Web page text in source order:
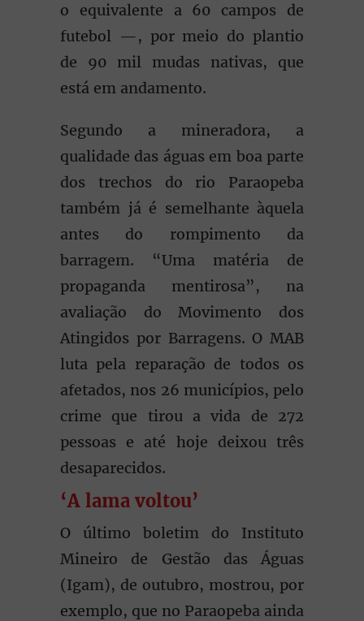
o equivalente a 60 campos de
futebol —, por meio do plantio
de 90 mil mudas nativas, que
está em andamento.
Segundo a mineradora, a
qualidade das águas em boa parte
dos trechos do rio Paraopeba
também já é semelhante àquela
antes do rompimento da
barragem. “Uma matéria de
propaganda mentirosa”, na
avaliação do Movimento dos
Atingidos por Barragens. O MAB
luta pela reparação de todos os
afetados, nos 26 municípios, pelo
crime que tirou a vida de 272
pessoas e até hoje deixou três
desaparecidos.
‘A lama voltou’
O último boletim do Instituto
Mineiro de Gestão das Águas
(Igam), de outubro, mostrou, por
exemplo, que no Paraopeba ainda